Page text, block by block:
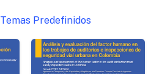
Temas Predefinidos